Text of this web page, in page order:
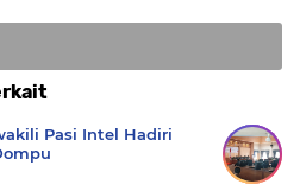
Pasi Intel Hadiri